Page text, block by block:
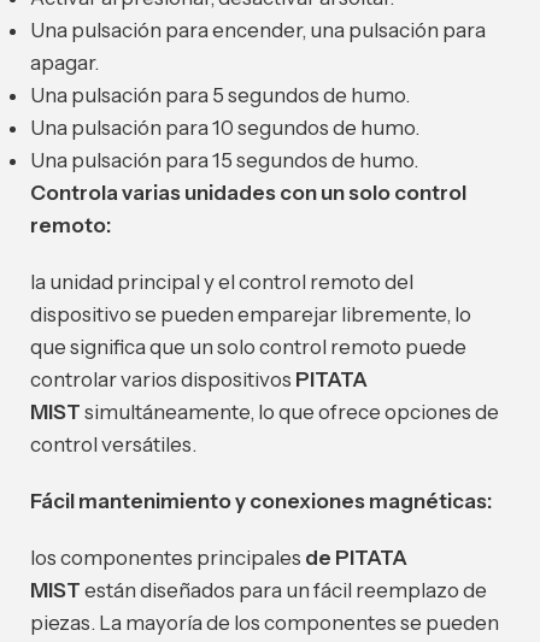
Una pulsación para encender, una pulsación para
apagar.
Una pulsación para 5 segundos de humo.
Una pulsación para 10 segundos de humo.
Una pulsación para 15 segundos de humo.
Controla varias unidades con un solo control
remoto:
la unidad principal y el control remoto del
dispositivo se pueden emparejar libremente, lo
que significa que un solo control remoto puede
controlar varios dispositivos PITATA
MIST simultáneamente, lo que ofrece opciones de
control versátiles.
Fácil mantenimiento y conexiones magnéticas:
los componentes principales de PITATA
MIST están diseñados para un fácil reemplazo de
piezas. La mayoría de los componentes se pueden